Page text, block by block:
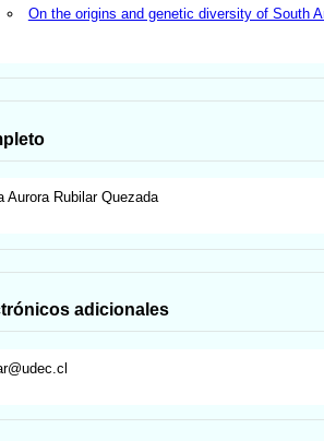
On the origins and genetic diversity of South
Aurora Rubilar Quezada
adicionales